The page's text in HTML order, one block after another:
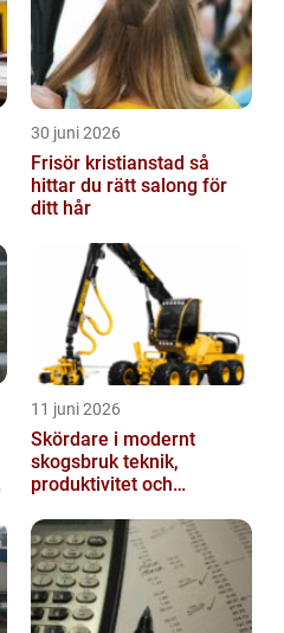
30 juni 2026
Frisör kristianstad så
hittar du rätt salong för
ditt hår
11 juni 2026
Skördare i modernt
skogsbruk teknik,
produktivitet och